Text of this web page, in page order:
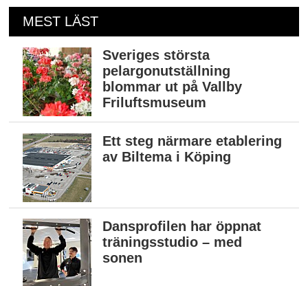
MEST LÄST
Sveriges största
pelargonutställning
blommar ut på Vallby
Friluftsmuseum
Ett steg närmare etablering
av Biltema i Köping
Dansprofilen har öppnat
träningsstudio – med
sonen